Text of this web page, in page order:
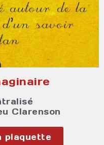
Clarenson
plaquette